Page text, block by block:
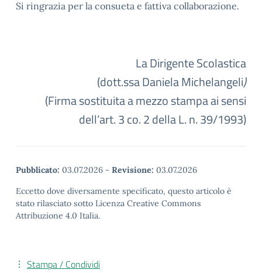
Si ringrazia per la consueta e fattiva collaborazione.
La Dirigente Scolastica
(dott.ssa Daniela Michelangeli)
(Firma sostituita a mezzo stampa ai sensi
dell’art. 3 co. 2 della L. n. 39/1993)
Pubblicato: 03.07.2026 - Revisione: 03.07.2026
Eccetto dove diversamente specificato, questo articolo è
stato rilasciato sotto Licenza Creative Commons
Attribuzione 4.0 Italia.
Stampa / Condividi